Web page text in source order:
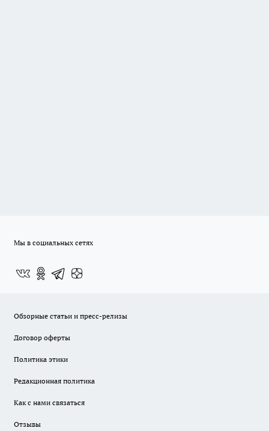
Мы в социальных сетях
Обзорные статьи и пресс-релизы
Договор оферты
Политика этики
Редакционная политика
Как с нами связаться
Отзывы